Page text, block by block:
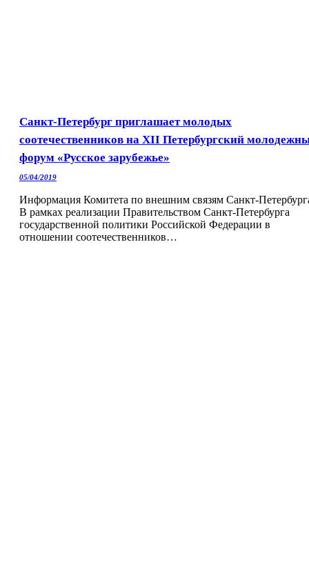
Санкт-Петербург приглашает молодых
соотечественников на XII Петербургский
форум «Русское зарубежье»
05/04/2019
Информация Комитета по внешним связям Санкт-
В рамках реализации Правительством Санкт-Петербурга
государственной политики Российской Федерации в
отношении соотечественников…